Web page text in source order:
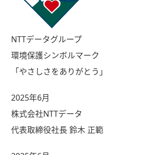
NTTデータグループ
環境保護シンボルマーク
「やさしさをありがとう」
2025年6月
株式会社NTTデータ
代表取締役社長 鈴木 正範